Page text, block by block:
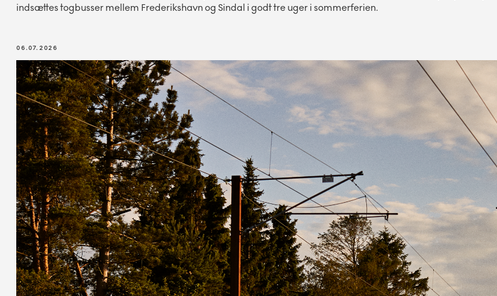
indsættes togbusser mellem Frederikshavn og Sindal i godt tre uger i sommerferien.
06.07.2026